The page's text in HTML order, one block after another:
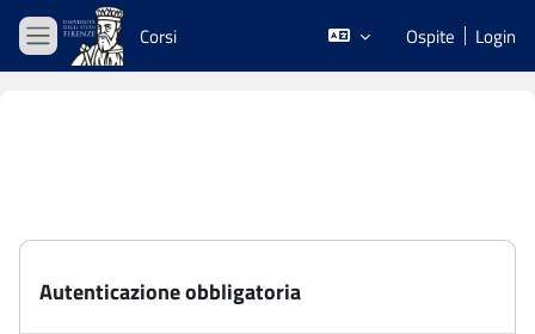
Vai al contenuto principale
Pannello laterale
Corsi Ospite Login
Autenticazione obbligatoria